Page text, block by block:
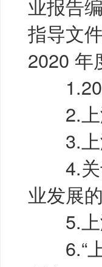
业报告
指导文
2020 年
2.上
3.上
4.关
业发展
5.上
6.“上